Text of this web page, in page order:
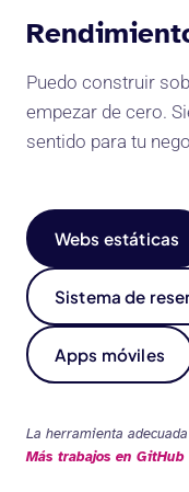
Puedo construir
empezar de cero.
sentido para tu
Webs estáticas
Sistema de
Apps móviles
La herramienta
Más trabajos en